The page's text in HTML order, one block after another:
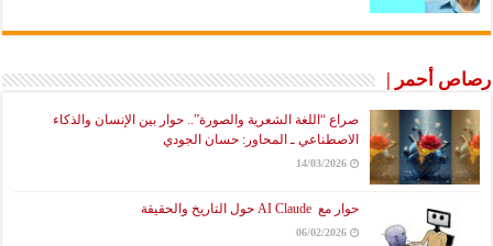
رصاص أحمر |
صراع “اللغة الشعرية والصورة”.. حوار بين الإنسان والذكاء
الاصطناعي ـ المحاور: حسان الجودي
14/03/2026
حوار مع AI Claude حول التاريخ والحقيقة
06/02/2026